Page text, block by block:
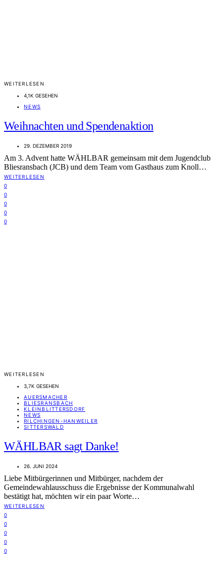
WEITERLESEN
4,1K GESEHEN
NEWS
Weihnachten und Spendenaktion
29. DEZEMBER 2019
Am 3. Advent hatte WÄHLBAR gemeinsam mit dem Jugendclub
Bliesransbach (JCB) und dem Team vom Gasthaus zum Knoll…
WEITERLESEN
0
0
0
0
0
WEITERLESEN
3,7K GESEHEN
AUERSMACHER
BLIESRANSBACH
KLEINBLITTERSDORF
NEWS
RILCHINGEN-HANWEILER
SITTERSWALD
WÄHLBAR sagt Danke!
26. JUNI 2024
Liebe Mitbürgerinnen und Mitbürger, nachdem der
Gemeindewahlausschuss die Ergebnisse der Kommunalwahl
bestätigt hat, möchten wir ein paar Worte…
WEITERLESEN
0
0
0
0
0